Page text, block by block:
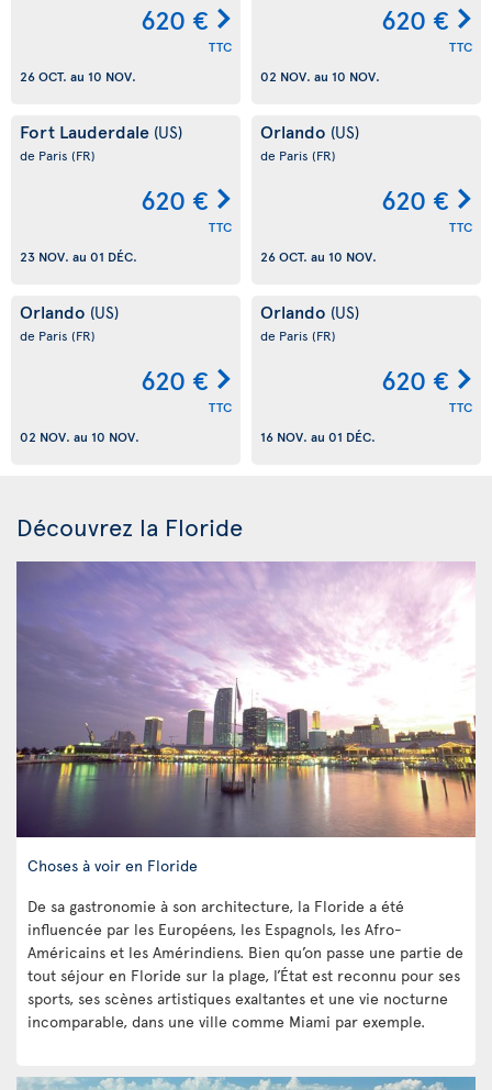
620 €
TTC
26 OCT. au 10 NOV.
620 €
TTC
02 NOV. au 10 NOV.
Fort Lauderdale (US)
de Paris (FR)
620 €
TTC
23 NOV. au 01 DÉC.
Orlando (US)
de Paris (FR)
620 €
TTC
26 OCT. au 10 NOV.
Orlando (US)
de Paris (FR)
620 €
TTC
02 NOV. au 10 NOV.
Orlando (US)
de Paris (FR)
620 €
TTC
16 NOV. au 01 DÉC.
Découvrez la Floride
Choses à voir en Floride
De sa gastronomie à son architecture, la Floride a été
influencée par les Européens, les Espagnols, les Afro-
Américains et les Amérindiens. Bien qu’on passe une partie de
tout séjour en Floride sur la plage, l’État est reconnu pour ses
sports, ses scènes artistiques exaltantes et une vie nocturne
incomparable, dans une ville comme Miami par exemple.